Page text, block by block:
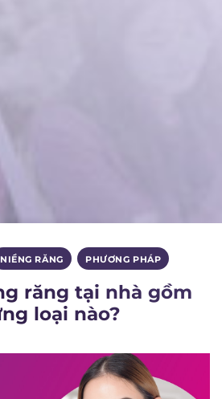
NIỀNG RĂNG , PHƯƠNG PHÁP
răng tại nhà gồm
loại nào?